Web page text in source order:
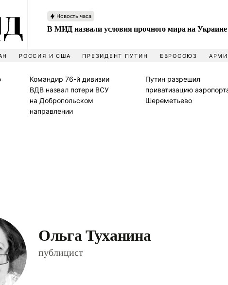
Новость часа
В МИД назвали условия прочного мира на Украине
РОССИЯ И США ПРЕЗИДЕНТ ПУТИН ЕВРОСОЮЗ
Командир 76-й дивизии
ВДВ назвал потери ВСУ
на Добропольском
направлении
Путин разрешил
приватизацию
Шереметьево
Ольга Туханина
публицист